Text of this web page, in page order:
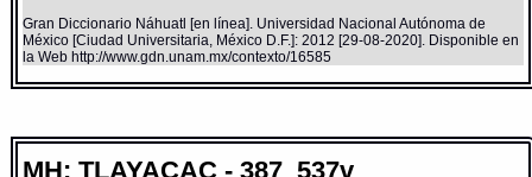
Gran Diccionario Náhuatl [en línea]. Universidad Nacional Autónoma de
México [Ciudad Universitaria, México D.F.]: 2012 [29-08-2020]. Disponible en
la Web http://www.gdn.unam.mx/contexto/16585
MH: TLAYACAC - 387_537v